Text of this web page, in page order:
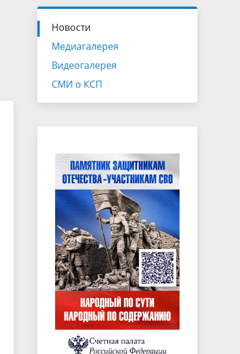
Контакты
экспертно-аналитических
мероприятиях
Экспертно-консультативный совет
Законотворчество
о результатах рассмотрения
обращений и принятых мерах
Новости
Медиагалерея
Видеогалерея
СМИ о КСП